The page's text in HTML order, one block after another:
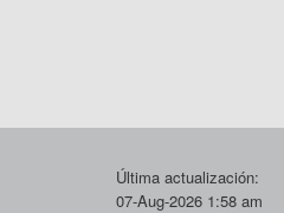
Última actualización:
07-Aug-2026 1:58 am